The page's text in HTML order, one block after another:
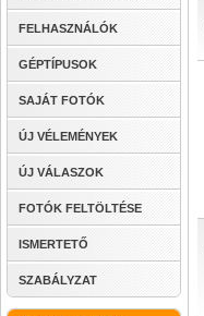
FELHASZNÁLÓK
GÉPTÍPUSOK
SAJÁT FOTÓK
ÚJ VÉLEMÉNYEK
ÚJ VÁLASZOK
FOTÓK FELTÖLTÉSE
ISMERTETŐ
SZABÁLYZAT